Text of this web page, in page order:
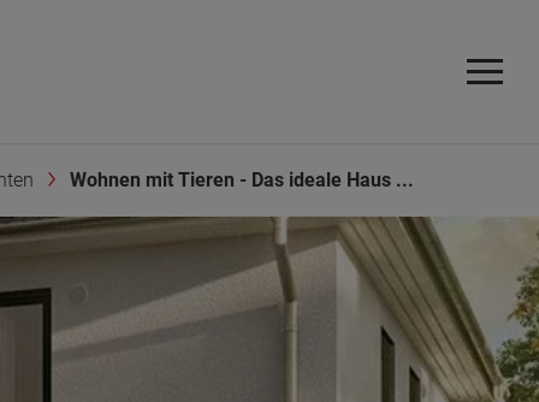
Wohnen mit Tieren - Das ideale Haus ...